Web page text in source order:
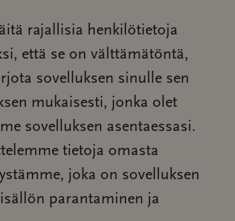
rajallisia henkilötietoja
että se on välttämätöntä,
sovelluksen sinulle sen
mukaisesti, jonka olet
sovelluksen asentaessasi.
tietoja omasta
joka on sovelluksen
parantaminen ja